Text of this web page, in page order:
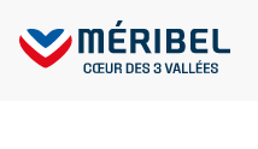
content